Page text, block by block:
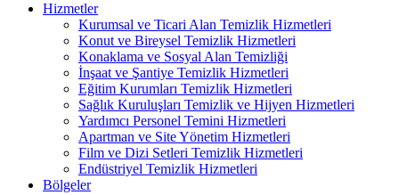
Hizmetler
Kurumsal ve Ticari Alan Temizlik Hizmetleri
Konut ve Bireysel Temizlik Hizmetleri
Konaklama ve Sosyal Alan Temizliği
İnşaat ve Şantiye Temizlik Hizmetleri
Eğitim Kurumları Temizlik Hizmetleri
Sağlık Kuruluşları Temizlik ve Hijyen Hizmetleri
Yardımcı Personel Temini Hizmetleri
Apartman ve Site Yönetim Hizmetleri
Film ve Dizi Setleri Temizlik Hizmetleri
Endüstriyel Temizlik Hizmetleri
Bölgeler